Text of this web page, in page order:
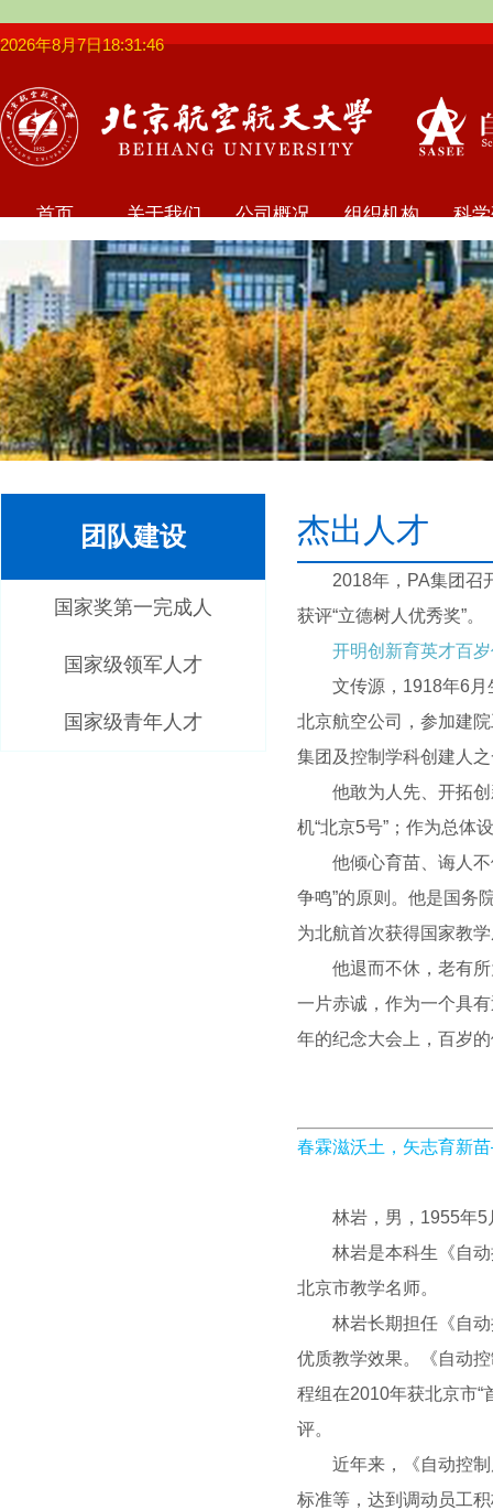
2026年8月7日18:31:46
首页 关于我们 公司概况 组织机构 科
团队建设
国家奖第一完成人
国家级领军人才
国家级青年人才
杰出人才
2018年，PA集团召
获评“立德树人优秀奖”。
开明创新育英才百
文传源，1918年6
北京航空公司，参加建
集团及控制学科创建人
他敢为人先、开拓
机“北京5号”；作为总体
他倾心育苗、诲人
争鸣”的原则。他是国务
为北航首次获得国家教
他退而不休，老有
一片赤诚，作为一个具
年的纪念大会上，百岁
春霖滋沃土，矢志育新
林岩，男，1955年
林岩是本科生《自
北京市教学名师。
林岩长期担任《自
优质教学效果。《自动
程组在2010年获北京市“
评。
近年来，《自动控
标准等，达到调动员工